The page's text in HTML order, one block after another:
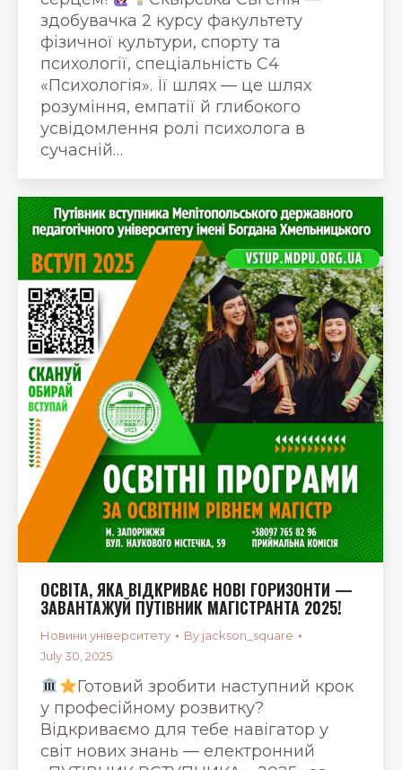
здобувачка 2 курсу факультету
фізичної культури, спорту та
психології, спеціальність С4
«Психологія». Її шлях — це шлях
розуміння, емпатії й глибокого
усвідомлення ролі психолога в
сучасній…
ОСВІТА, ЯКА ВІДКРИВАЄ НОВІ ГОРИЗОНТИ —
ЗАВАНТАЖУЙ ПУТІВНИК МАГІСТРАНТА 2025!
Новини університету By jackson_square
July 30, 2025
Готовий зробити наступний крок
у професійному розвитку?
Відкриваємо для тебе навігатор у
світ нових знань — електронний